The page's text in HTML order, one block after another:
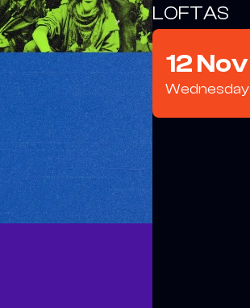
LOFTAS
12 Nov
Wednesday